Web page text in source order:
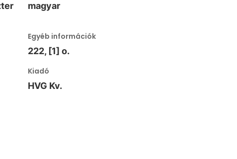
magyar
Egyéb információk
222, [1] o.
Kiadó
HVG Kv.